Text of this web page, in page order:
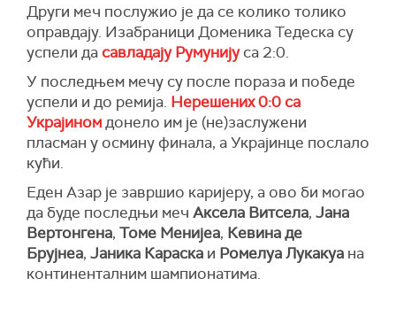
Други меч послужио је да се колико толико
оправдају. Изабраници Доменика Тедеска су
успели да савладају Румунијуса 2:0.
У последњем мечу су после пораза и победе
успели и до ремија. Нерешених 0:0 са
Украјиномдонело им је (не)заслужени
пласман у осмину финала, а Украјинце послало
кући.
Еден Азар је завршио каријеру, а ово би могао
да буде последњи меч Аксела Витсела, Јана
Вертонгена, Томе Менијеа, Кевина де
Брујнеа, Јаника Караска и Ромелуа Лукакуа на
континенталним шампионатима.